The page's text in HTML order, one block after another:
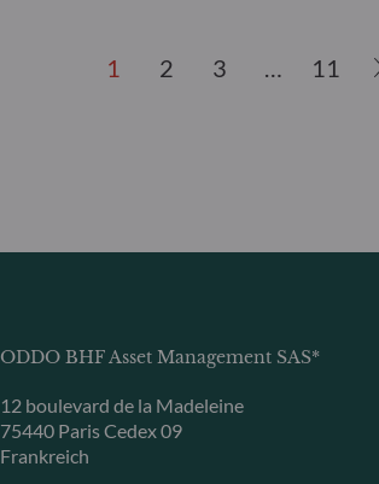
1 2 3 … 11
ODDO BHF Asset Management SAS*
12 boulevard de la Madeleine
75440 Paris Cedex 09
Frankreich